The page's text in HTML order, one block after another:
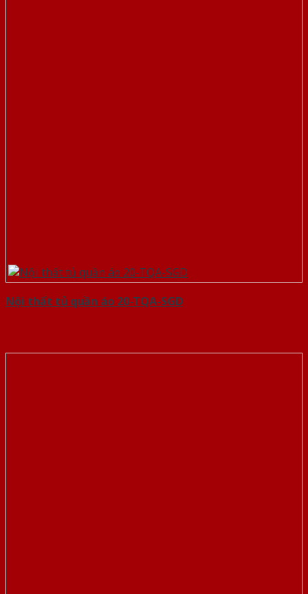
Nội thất tủ quần áo 20-TQA-SGD